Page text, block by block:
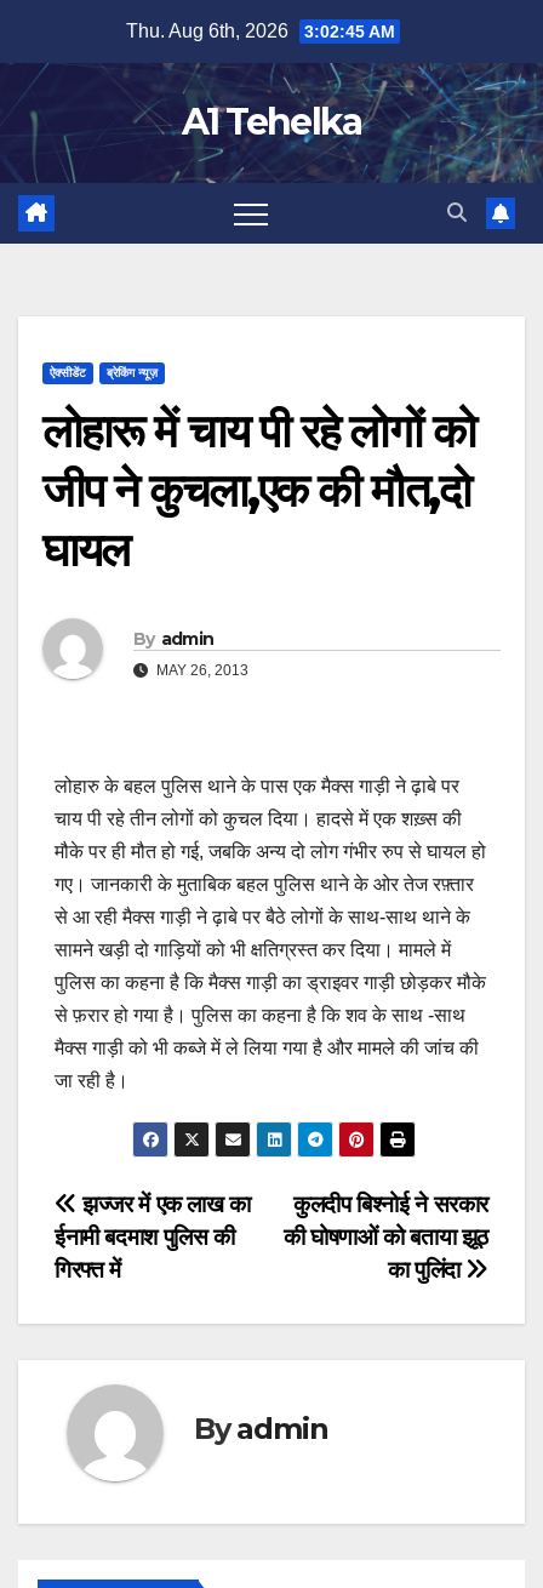
content
Thu. Aug 6th, 2026 3:02:45 AM
A1 Tehelka
ऐक्सीडेंट ब्रेकिंग न्यूज़
लोहारू में चाय पी रहे लोगों को
जीप ने कुचला,एक की मौत,दो
घायल
By admin
MAY 26, 2013
लोहारु के बहल पुलिस थाने के पास एक मैक्स गाड़ी ने ढ़ाबे पर
चाय पी रहे तीन लोगों को कुचल दिया। हादसे में एक शख़्स की
मौके पर ही मौत हो गई, जबकि अन्य दो लोग गंभीर रुप से घायल हो
गए। जानकारी के मुताबिक बहल पुलिस थाने के ओर तेज रफ़्तार
से आ रही मैक्स गाड़ी ने ढ़ाबे पर बैठे लोगों के साथ-साथ थाने के
सामने खड़ी दो गाड़ियों को भी क्षतिग्रस्त कर दिया। मामले में
पुलिस का कहना है कि मैक्स गाड़ी का ड्राइवर गाड़ी छोड़कर मौके
से फ़रार हो गया है। पुलिस का कहना है कि शव के साथ -साथ
मैक्स गाड़ी को भी कब्जे में ले लिया गया है और मामले की जांच की
जा रही है।
Post
navigation
कुलदीप बिश्नोई ने सरकार
की घोषणाओं को बताया झूठ
का पुलिंदा
झज्जर में एक लाख का
ईनामी बदमाश पुलिस की
गिरफ्त में
Byadmin